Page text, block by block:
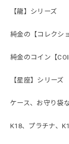
【龍】シリーズ
純金の【コレクシ
純金のコイン【
【星座】シリーズ
ケース、お守り袋
K18、プラチナ、